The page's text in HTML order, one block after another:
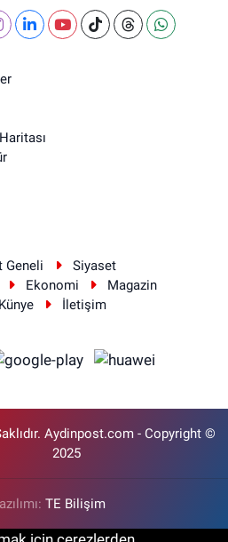
Geneli
Siyaset
Ekonomi
Magazin
Künye
İletişim
Aydinpost.com - Copyright ©
2025
TE Bilişim